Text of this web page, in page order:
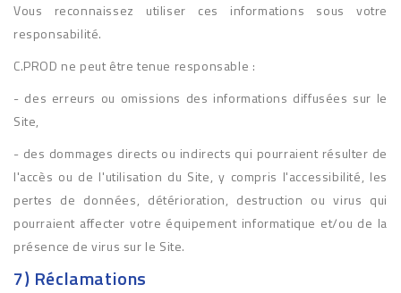
Vous reconnaissez utiliser ces informations sous votre
responsabilité.
C.PROD ne peut être tenue responsable :
- des erreurs ou omissions des informations diffusées sur le
Site,
- des dommages directs ou indirects qui pourraient résulter de
l'accès ou de l'utilisation du Site, y compris l'accessibilité, les
pertes de données, détérioration, destruction ou virus qui
pourraient affecter votre équipement informatique et/ou de la
présence de virus sur le Site.
7) Réclamations